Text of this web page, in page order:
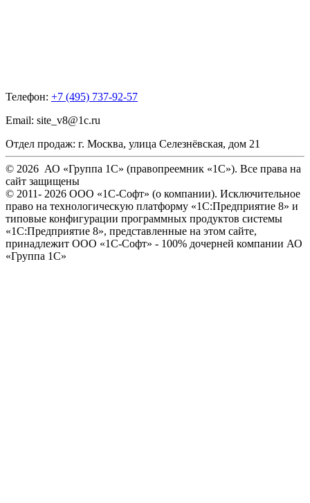
Телефон: +7 (495) 737-92-57
Email: site_v8@1c.ru
Отдел продаж: г. Москва, улица Селезнёвская, дом 21
© 2026 АО «Группа 1С» (правопреемник «1С»). Все права на
сайт защищены
© 2011- 2026 ООО «1С-Софт» (о компании). Исключительное
право на технологическую платформу «1С:Предприятие 8» и
типовые конфигурации программных продуктов системы
«1С:Предприятие 8», представленные на этом сайте,
принадлежит ООО «1С-Софт» - 100% дочерней компании АО
«Группа 1С»